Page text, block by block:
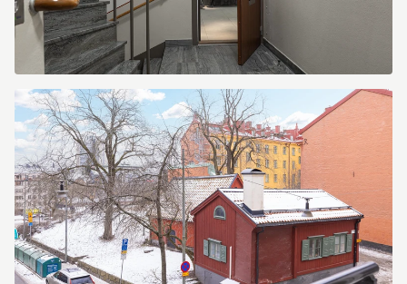
Kapellgränd